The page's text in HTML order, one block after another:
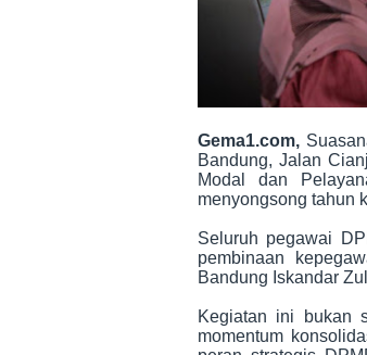
Gema1.com,
Bandung, Jalan
Modal dan
menyongsong tahun
Seluruh pegawai
pembinaan
Bandung Iskandar
Kegiatan ini bukan
momentum